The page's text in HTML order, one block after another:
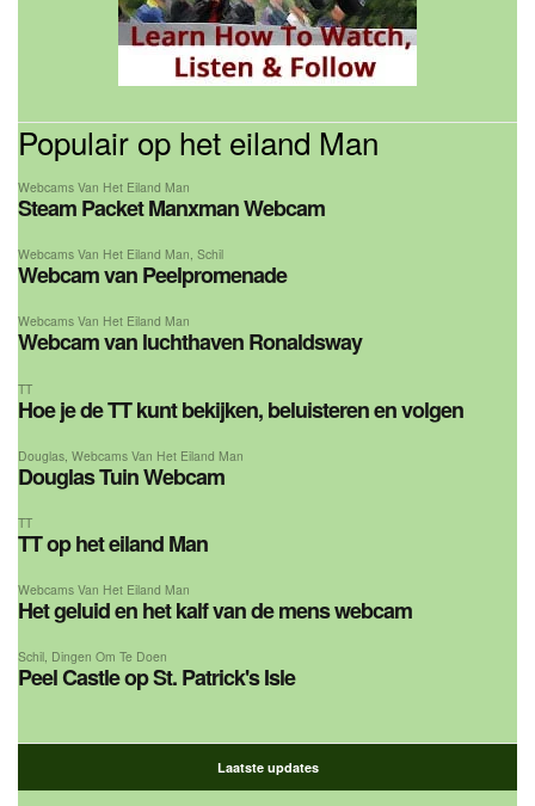
Populair op het eiland Man
Webcams Van Het Eiland Man
Steam Packet Manxman Webcam
Webcams Van Het Eiland Man, Schil
Webcam van Peelpromenade
Webcams Van Het Eiland Man
Webcam van luchthaven Ronaldsway
TT
Hoe je de TT kunt bekijken, beluisteren en volgen
Douglas Webcams Van Het Eiland Man
Douglas Tuin Webcam
TT
TT op het eiland Man
Webcams Van Het Eiland Man
Het geluid en het kalf van de mens webcam
Schil, Dingen Om Te Doen
Peel Castle op St. Patrick's Isle
Laatste updates